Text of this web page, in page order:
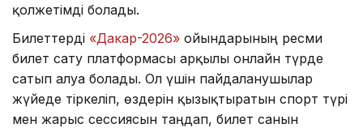
қолжетімді болады.
Билеттерді «Дакар-2026» ойындарының ресми
билет сату платформасы арқылы онлайн түрде
сатып алуға болады. Ол үшін пайдаланушылар
жүйеде тіркеліп, өздерін қызықтыратын спорт түрі
мен жарыс сессиясын таңдап, билет санын